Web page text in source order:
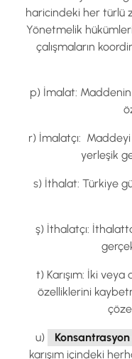
haricindeki her türlü
Yönetmelik
çalışmaların
p) İmalat:
r) İmalatçı: Maddeyi
yerleşik
s) İthalat: Türkiye
ş) İthalatçı:
t) Karışım: İki
özelliklerini
u) Konsantrasyon
karışım içindeki